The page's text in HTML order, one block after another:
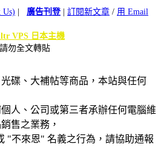
Us) 廣告刊登| 訂閱新文章 / 用 Email
VPS 日本主機
勿全文轉貼
碟、大補帖等商品，本站與任何
人、公司或第三者承辦任何電腦維
售之業務，
"不來恩" 名義之行為，請協助通報